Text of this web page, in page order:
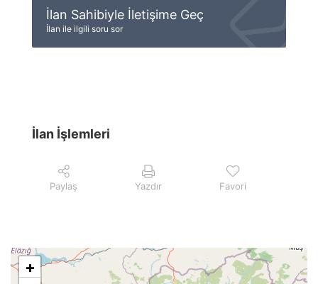
İlan Sahibiyle İletişime Geç
İlan ile ilgili soru sor
İlan İşlemleri
Paylaş Yazdır Favori
+